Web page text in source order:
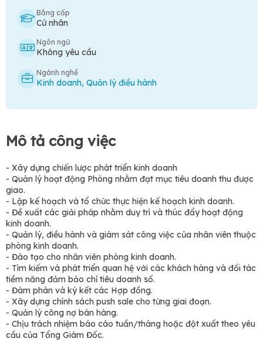
Bằng cấp
Cử nhân
Ngôn ngữ
Không yêu cầu
Ngành nghề
Kinh doanh, Quản lý điều hành
Mô tả công việc
- Xây dựng chiến lược phát triển kinh doanh
- Quản lý hoạt động Phòng nhằm đạt mục tiêu doanh thu được
giao.
- Lập kế hoạch và tổ chức thực hiện kế hoạch kinh doanh.
- Đề xuất các giải pháp nhằm duy trì và thúc đẩy hoạt động
kinh doanh.
- Quản lý, điều hành và giám sát công việc của nhân viên thuộc
phòng kinh doanh.
- Đào tạo cho nhân viên phòng kinh doanh.
- Tìm kiếm và phát triển quan hệ với các khách hàng và đối tác
tiềm năng đảm bảo chỉ tiêu doanh số.
- Đàm phán và ký kết các Hợp đồng.
- Xây dựng chính sách push sale cho từng giai đoạn.
- Quản lý công nợ bán hàng.
- Chịu trách nhiệm báo cáo tuần/tháng hoặc đột xuất theo yêu
cầu của Tổng Giám Đốc.